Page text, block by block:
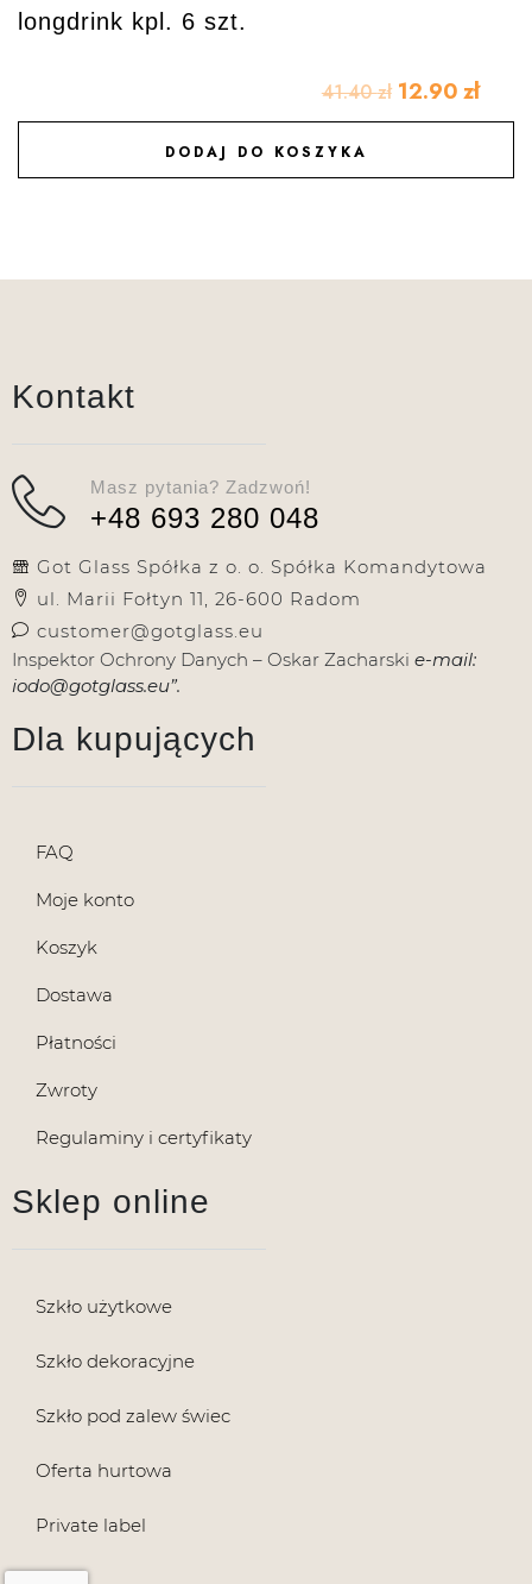
longdrink kpl. 6 szt.
41.40zł 12.90 zł
DODAJ DO KOSZYKA
DODAJ DO ULUBIONYCH
Kontakt
Masz pytania? Zadzwoń!
+48 693 280 048
Got Glass Spółka z o. o. Spółka Komandytowa
ul. Marii Fołtyn 11, 26-600 Radom
customer@gotglass.eu
Inspektor Ochrony Danych – Oskar Zacharski e-mail:
iodo@gotglass.eu”.
Dla kupujących
FAQ
Moje konto
Koszyk
Dostawa
Płatności
Zwroty
Regulaminy i certyfikaty
Sklep online
Szkło użytkowe
Szkło dekoracyjne
Szkło pod zalew świec
Oferta hurtowa
Private label